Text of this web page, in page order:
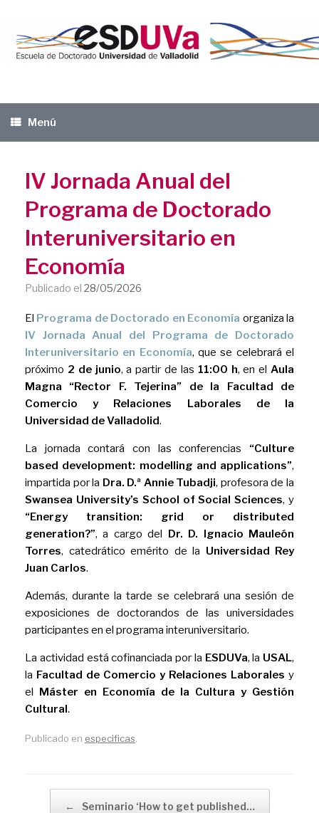
contenido
Menú
IV Jornada Anual del
Programa de Doctorado
Interuniversitario en
Economía
Publicado el 28/05/2026
El Programa de Doctorado en Economía organiza la
IV Jornada Anual del Programa de Doctorado
Interuniversitario en Economía, que se celebrará el
próximo 2 de junio, a partir de las 11:00 h, en elAula
Magna “Rector F. Tejerina” de la Facultad de
Comercio y Relaciones Laborales de la
Universidad de Valladolid.
La jornada contará con las conferencias “Culture
based development: modelling and applications”,
impartida por la Dra. D.ª Annie Tubadji, profesora de la
Swansea University’s School of Social Sciences, y
“Energy transition: grid or distributed
generation?”, a cargo del Dr. D. Ignacio Mauleón
Torres, catedrático emérito de la Universidad Rey
Juan Carlos.
Además, durante la tarde se celebrará una sesión de
exposiciones de doctorandos de las universidades
participantes en el programa interuniversitario.
La actividad está cofinanciada por la ESDUVa, la USAL,
la Facultad de Comercio y Relaciones Laborales y
el Máster en Economía de la Cultura y Gestión
Cultural.
Publicado en especificas
← Seminario ‘How to get published…